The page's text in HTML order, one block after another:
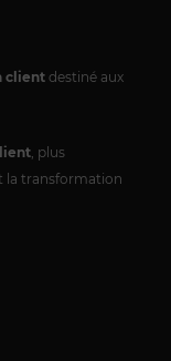
client destiné aux
, plus
la transformation